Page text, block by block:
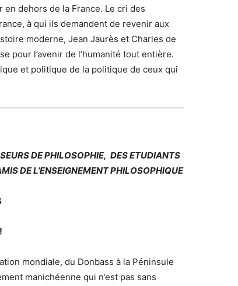
dehors de la France. Le cri des
à qui ils demandent de revenir aux
moderne, Jean Jaurès et Charles de
pour l’avenir de l’humanité tout entière.
et politique de la politique de ceux qui
DE PHILOSOPHIE, DES ETUDIANTS
DE L’ENSEIGNEMENT PHILOSOPHIQUE
mondiale, du Donbass à la Péninsule
manichéenne qui n’est pas sans